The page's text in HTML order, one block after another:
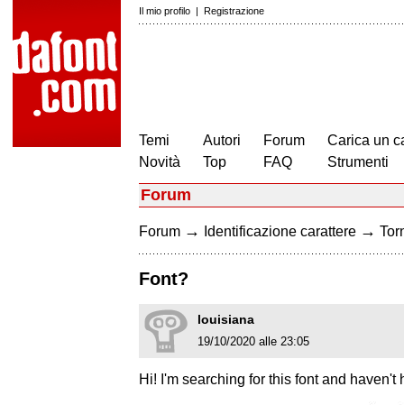
Il mio profilo | Registrazione
Temi
Novità
Autori
Top
Forum
FAQ
Carica un
Strumenti
Forum
Forum → Identificazione carattere →
Font?
louisiana
19/10/2020 alle 23:05
Hi! I'm searching for this font and